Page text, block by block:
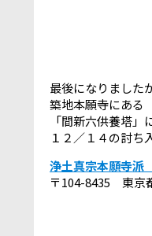
最後になりましたが
築地本願寺にある
「間新六供養塔」
１２／１４の討ち
浄土真宗本願寺
〒104-8435 東京